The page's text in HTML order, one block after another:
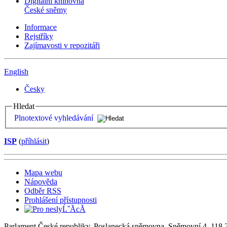
České sněmy
Informace
Rejstříky
Zajímavosti v repozitáři
English
Česky
Hledat
Plnotextové vyhledávání
ISP (příhlásit)
Mapa webu
Nápověda
Odběr RSS
Prohlášení přístupnosti